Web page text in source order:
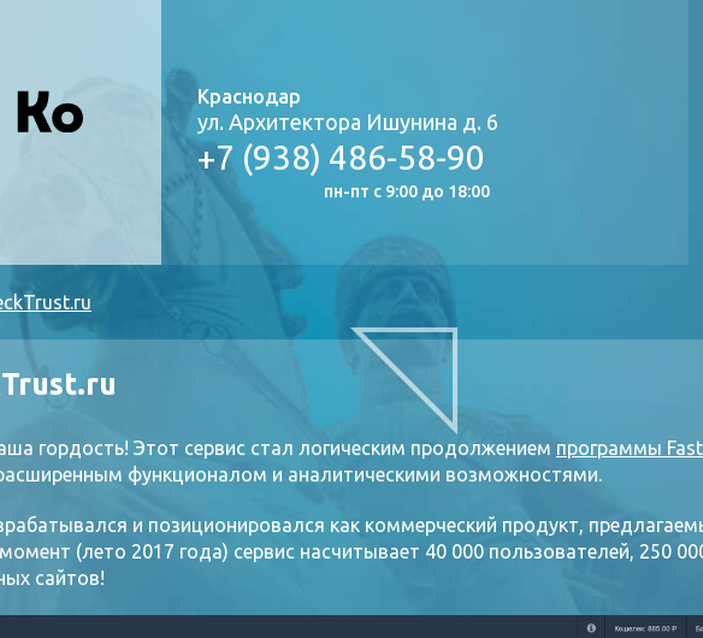
Краснодар
ул. Архитектора Ишунина д. 6
+7 (938) 486-58-90
пн-пт с 9:00 до 18:00
гордость! Этот сервис стал логическим продолжением программы
функционалом и аналитическими возможностями.
и позиционировался как коммерческий продукт,
(лето 2017 года) сервис насчитывает 40 000 пользователей, 250
сайтов!